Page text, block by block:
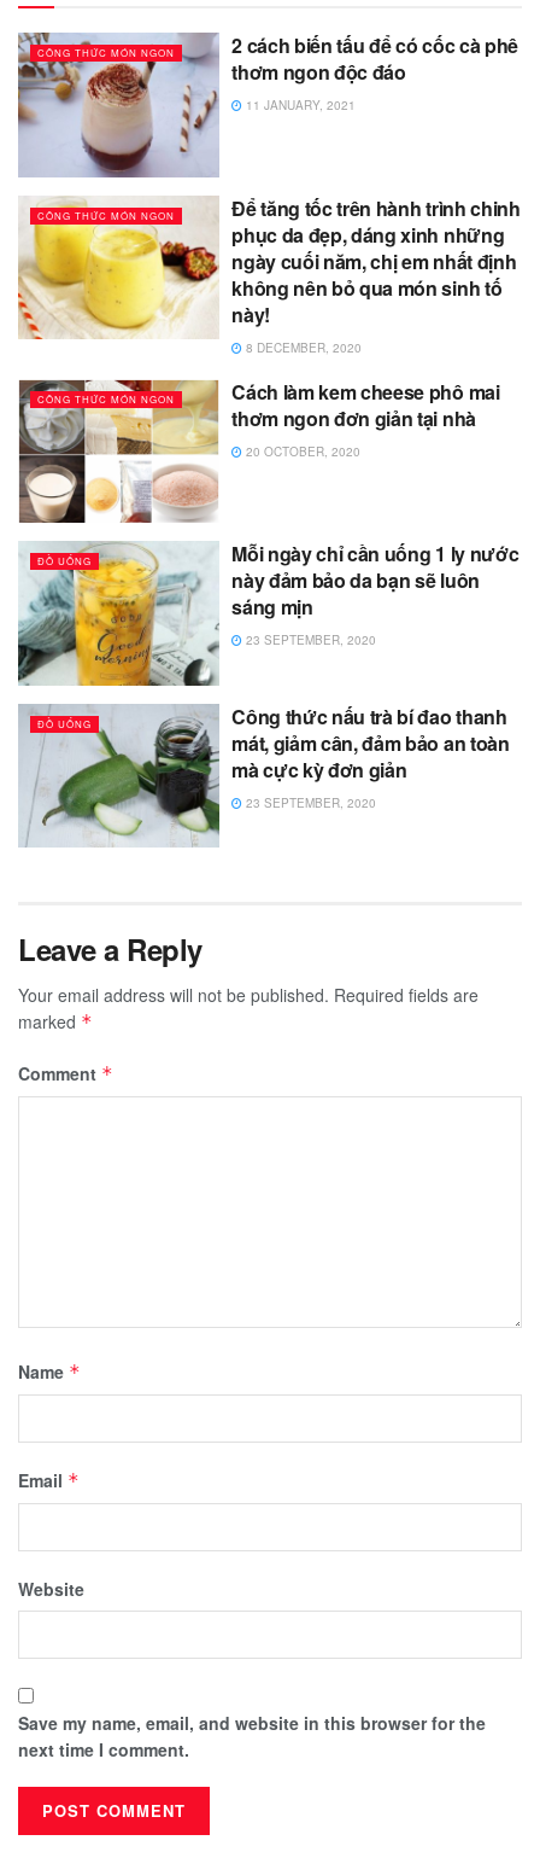
CÔNG THỨC MÓN NGON
2 cách biến tấu để có cốc cà phê
thơm ngon độc đáo
11 JANUARY, 2021
CÔNG THỨC MÓN NGON
Để tăng tốc trên hành trình chinh
phục da đẹp, dáng xinh những
ngày cuối năm, chị em nhất định
không nên bỏ qua món sinh tố
này!
8 DECEMBER, 2020
CÔNG THỨC MÓN NGON
Cách làm kem cheese phô mai
thơm ngon đơn giản tại nhà
20 OCTOBER, 2020
ĐỒ UỐNG
Mỗi ngày chỉ cần uống 1 ly nước
này đảm bảo da bạn sẽ luôn
sáng mịn
23 SEPTEMBER, 2020
ĐỒ UỐNG
Công thức nấu trà bí đao thanh
mát, giảm cân, đảm bảo an toàn
mà cực kỳ đơn giản
23 SEPTEMBER, 2020
Leave a Reply
Your email address will not be published. Required fields are
marked *
Comment *
Name *
Email *
Website
Save my name, email, and website in this browser for the
next time I comment.